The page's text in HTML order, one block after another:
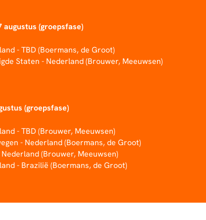
augustus (groepsfase)
- TBD (Boermans, de Groot)
Staten - Nederland (Brouwer, Meeuwsen)
(groepsfase)
- TBD (Brouwer, Meeuwsen)
- Nederland (Boermans, de Groot)
(Brouwer, Meeuwsen)
- Brazilië (Boermans, de Groot)